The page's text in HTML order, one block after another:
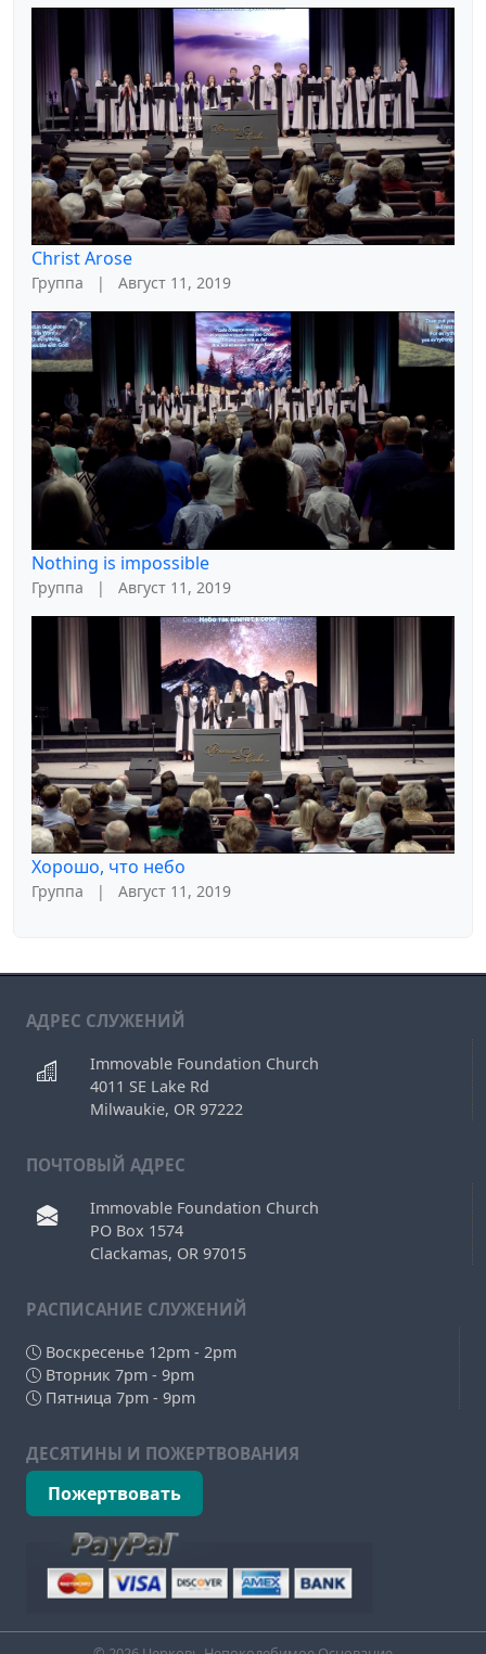
Christ Arose
Группа | Август 11, 2019
Nothing is impossible
Группа | Август 11, 2019
Хорошо, что небо
Группа | Август 11, 2019
АДРЕС СЛУЖЕНИЙ
Immovable Foundation Church
4011 SE Lake Rd
Milwaukie, OR 97222
ПОЧТОВЫЙ АДРЕС
Immovable Foundation Church
PO Box 1574
Clackamas, OR 97015
РAСПИСАНИЕ СЛУЖЕНИЙ
Воскресенье 12pm - 2pm
Вторник 7pm - 9pm
Пятница 7pm - 9pm
ДЕСЯТИНЫ И ПОЖЕРТВОВАНИЯ
Пожертвовать